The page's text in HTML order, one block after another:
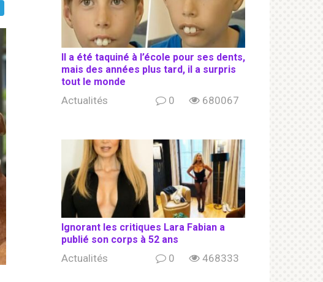
Il a été taquiné à l’école pour ses dents,
mais des années plus tard, il a surpris
tout le monde
Actualités 0 680067
Ignorant les сritiqսеs Lara Fabian a
publié son соrрs à 52 ans
Actualités 0 468333